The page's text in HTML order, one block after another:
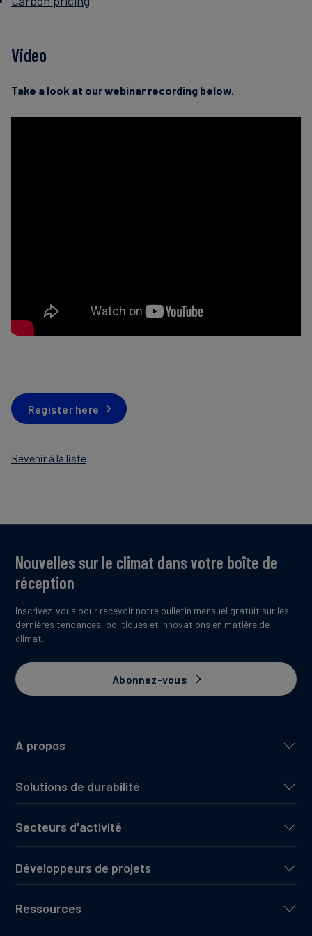
Video
Take a look at our webinar recording below.
Register here
Revenir à la liste
À propos
Solutions de durabilité
Secteurs d'activité
Développeurs de projets
Ressources
Nouvelles sur le climat dans votre boîte de
réception
Inscrivez-vous pour recevoir notre bulletin mensuel gratuit sur les
dernières tendances, politiques et innovations en matière de
climat.
Abonnez-vous